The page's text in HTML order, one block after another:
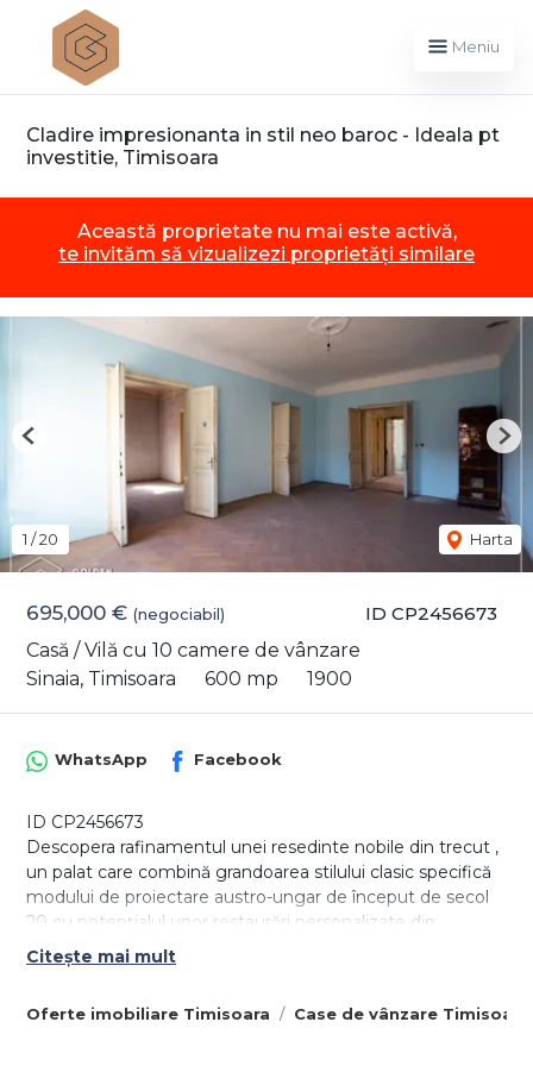
Meniu
Cladire impresionanta in stil neo baroc - Ideala pt
investitie, Timisoara
Această proprietate nu mai este activă,
te invităm să vizualizezi proprietăți similare
ID CP2456673
695,000 € (negociabil)
Casă / Vilă cu 10 camere de vânzare
Sinaia, Timisoara
600 mp 1900
1 /20 Harta
Previous
Oferte imobiliare Timisoara Case de vânzare Timisoara
WhatsApp Facebook
ID CP2456673
Descopera rafinamentul unei resedinte nobile din trecut ,
un palat care combină grandoarea stilului clasic specifică
modului de proiectare austro-ungar de început de secol
20 cu potențialul unor restaurări personalizate din
vremurile noastre.
Clădirea a dispus de ample lucrari exterioare în anul 2016
Este structurată pe 3 niveluri, demisol, parter, etaj și cu
Citește mai mult